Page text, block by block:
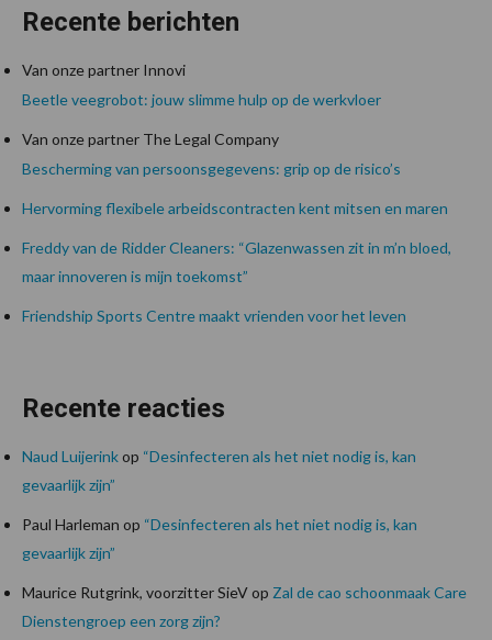
Recente berichten
Van onze partner Innovi
Beetle veegrobot: jouw slimme hulp op de werkvloer
Van onze partner The Legal Company
Bescherming van persoonsgegevens: grip op de risico’s
Hervorming flexibele arbeidscontracten kent mitsen en maren
Freddy van de Ridder Cleaners: “Glazenwassen zit in m’n bloed,
maar innoveren is mijn toekomst”
Friendship Sports Centre maakt vrienden voor het leven
Recente reacties
Naud Luijerinkop “Desinfecteren als het niet nodig is, kan
gevaarlijk zijn”
Paul Harleman op “Desinfecteren als het niet nodig is, kan
gevaarlijk zijn”
Maurice Rutgrink, voorzitter SieVop Zal de cao schoonmaak Care
Dienstengroep een zorg zijn?